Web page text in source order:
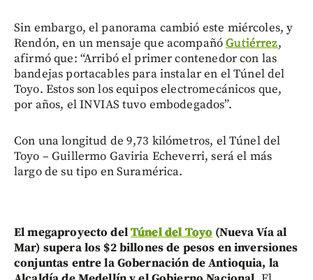
Sin embargo, el panorama cambió este miércoles, y
Rendón, en un mensaje que acompañóGutiérrez,
afirmó que: “Arribó el primer contenedor con las
bandejas portacables para instalar en el Túnel del
Toyo. Estos son los equipos electromecánicos que,
por años, el INVIAS tuvo embodegados”.
Con una longitud de 9,73 kilómetros, el Túnel del
Toyo – Guillermo Gaviria Echeverri, será el más
largo de su tipo en Suramérica.
El megaproyecto delTúnel del Toyo (Nueva Vía al
Mar) supera los $2 billones de pesos en inversiones
conjuntas entre la Gobernación de Antioquia, la